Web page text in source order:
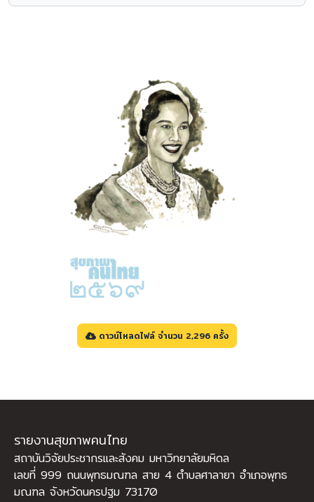
ดาวน์โหลดไฟล์ จำนวน 2,296 ครั้ง
รายงานสุขภาพคนไทย
สถาบันวิจัยประชากรและสังคม มหาวิทยาลัยมหิดล
เลขที่ 999 ถนนพุทธมณฑล สาย 4 ตำบลศาลายา อำเภอพุทธ
มณฑล จังหวัดนครปฐม 73170